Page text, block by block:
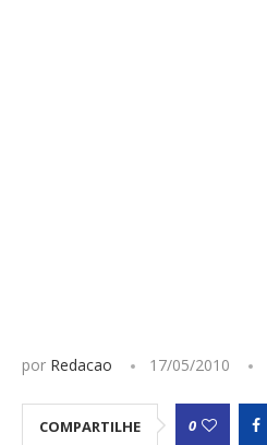
por Redacao 17/05/2010
COMPARTILHE 0